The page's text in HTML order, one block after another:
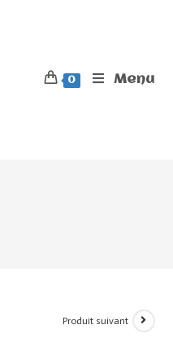
0 Menu
Produit suivant